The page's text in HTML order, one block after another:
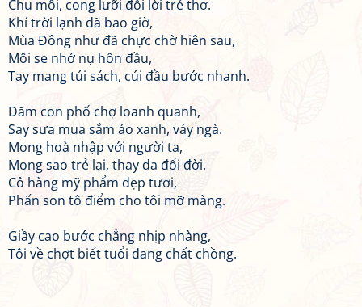
Chu môi, cong lưỡi đổi lời trẻ thơ.
Khí trời lạnh đã bao giờ,
Mùa Đông như đã chực chờ hiên sau,
Môi se nhớ nụ hôn đầu,
Tay mang túi sách, cúi đầu bước nhanh.
Dăm con phố chợ loanh quanh,
Say sưa mua sắm áo xanh, váy ngà.
Mong hoà nhập với người ta,
Mong sao trẻ lại, thay da đổi đời.
Cô hàng mỹ phẩm đẹp tươi,
Phấn son tô điểm cho tôi mỡ màng.
Giầy cao bước chẳng nhịp nhàng,
Tôi về chợt biết tuổi đang chất chồng.